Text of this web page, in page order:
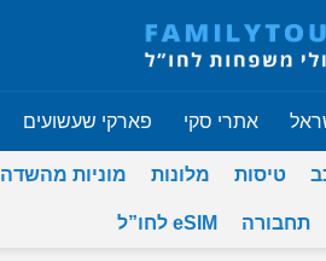
אתרי סקי פארקי שעשועים
טיסות מלונות מוניות מהשדה
תחבורה eSIM לחו”ל